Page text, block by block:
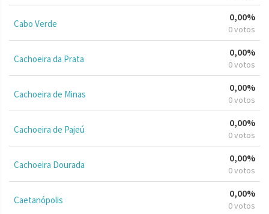
Cabo Verde
0,00%
0 votos
Cachoeira da Prata
0,00%
0 votos
Cachoeira de Minas
0,00%
0 votos
Cachoeira de Pajeú
0,00%
0 votos
Cachoeira Dourada
0,00%
0 votos
Caetanópolis
0,00%
0 votos